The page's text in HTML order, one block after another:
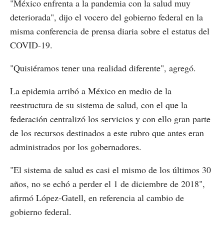
"México enfrenta a la pandemia con la salud muy
deteriorada", dijo el vocero del gobierno federal en la
misma conferencia de prensa diaria sobre el estatus del
COVID-19.
"Quisiéramos tener una realidad diferente", agregó.
La epidemia arribó a México en medio de la
reestructura de su sistema de salud, con el que la
federación centralizó los servicios y con ello gran parte
de los recursos destinados a este rubro que antes eran
administrados por los gobernadores.
"El sistema de salud es casi el mismo de los últimos 30
años, no se echó a perder el 1 de diciembre de 2018",
afirmó López-Gatell, en referencia al cambio de
gobierno federal.